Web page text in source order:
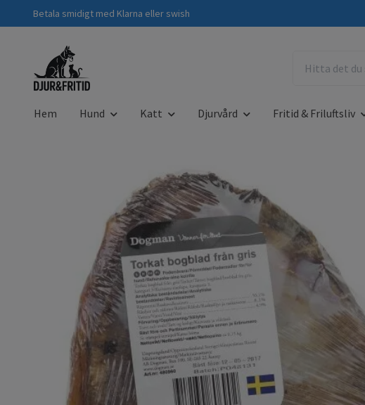
Betala smidigt med Klarna eller swish
Hem Hund Katt Djurvård Fritid & Friluftsliv